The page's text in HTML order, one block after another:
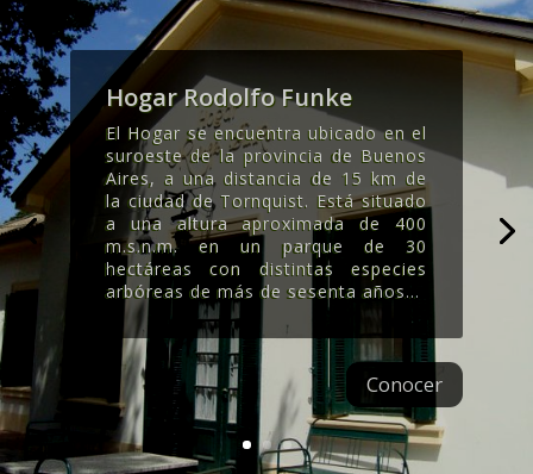
Hogar Rodolfo Funke
El Hogar se encuentra ubicado en el
suroeste de la provincia de Buenos
Aires, a una distancia de 15 km de
la ciudad de Tornquist. Está situado
a una altura aproximada de 400
m.s.n.m. en un parque de 30
hectáreas con distintas especies
arbóreas de más de sesenta años...
Conocer